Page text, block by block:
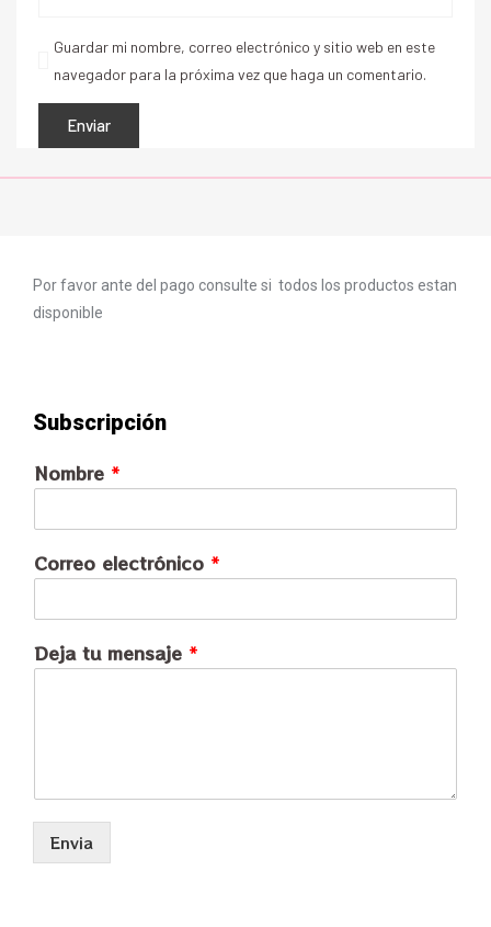
Guardar mi nombre, correo electrónico y sitio web en este
navegador para la próxima vez que haga un comentario.
Por favor ante del pago consulte si todos los productos estan
disponible
Subscripción
Nombre *
Correo electrónico *
Deja tu mensaje *
Envia